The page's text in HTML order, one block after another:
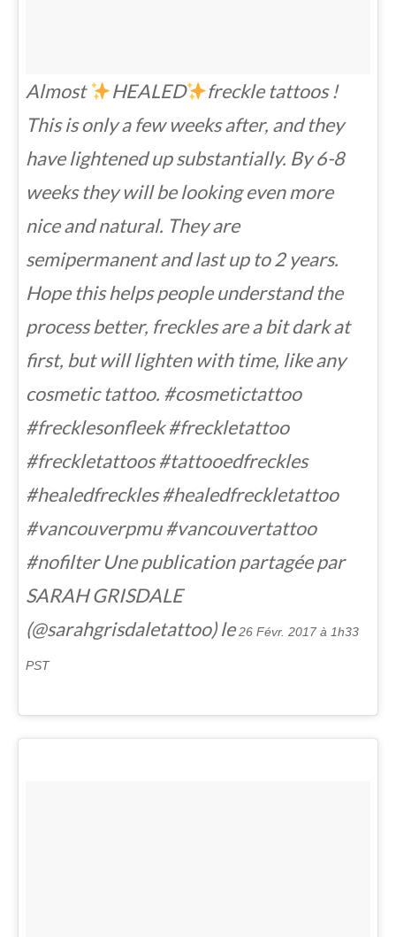
Almost HEALED
freckle tattoos !
This is only a few weeks after, and they
have lightened up substantially. By 6-8
weeks they will be looking even more
nice and natural. They are
semipermanent and last up to 2 years.
Hope this helps people understand the
process better, freckles are a bit dark at
first, but will lighten with time, like any
cosmetic tattoo. #cosmetictattoo
#frecklesonfleek #freckletattoo
#freckletattoos #tattooedfreckles
#healedfreckles #healedfreckletattoo
#vancouverpmu #vancouvertattoo
#nofilter Une publication partagée par
SARAH GRISDALE
(@sarahgrisdaletattoo) le26 Févr. 2017 à 1h33
PST